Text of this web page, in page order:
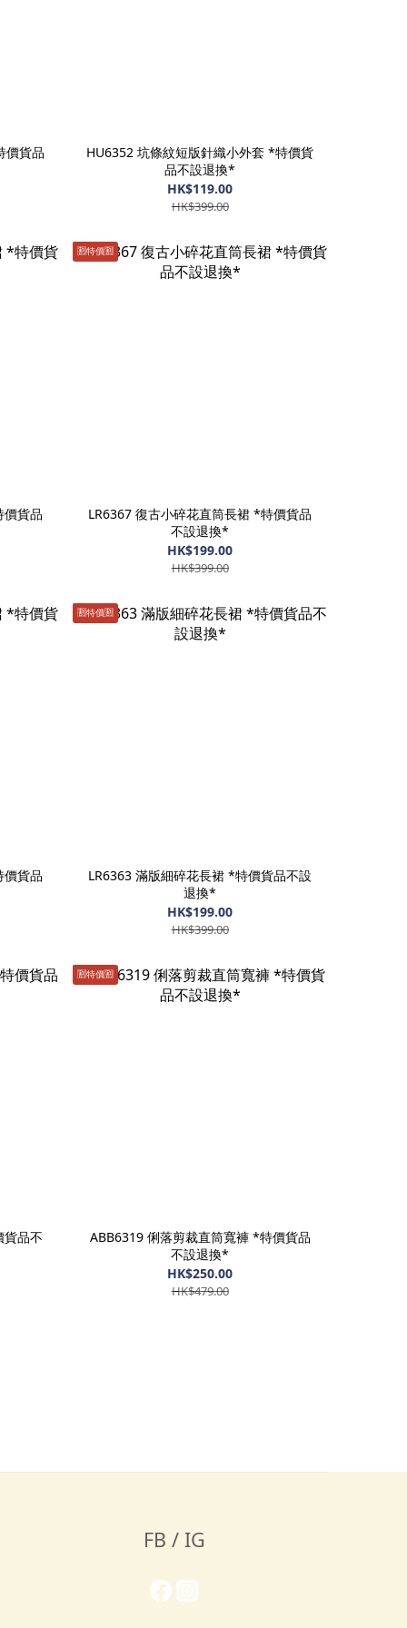
價貨品
HU6352 坑條紋短版針織小外套 *特價貨
品不設退換*
HK$119.00
HK$399.00
價貨品
🈹️特價🈹️
LR6367 復古小碎花直筒長裙 *特價貨品
不設退換*
HK$199.00
HK$399.00
價貨品
🈹️特價🈹️
LR6363 滿版細碎花長裙 *特價貨品不設
退換*
HK$199.00
HK$399.00
貨品不
🈹️特價🈹️
ABB6319 俐落剪裁直筒寬褲 *特價貨品
不設退換*
HK$250.00
HK$479.00
FB / IG